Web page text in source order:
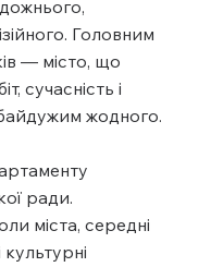
Головним
— місто, що
сучасність і
жодного.
ради.
міста, середні